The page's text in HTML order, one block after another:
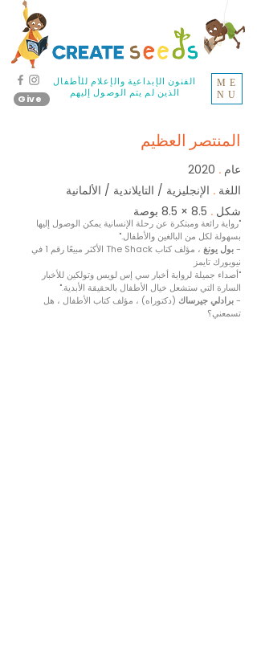
ME
NU
الفنون الإبداعية والإعلام للأطفال
الذين لم يتم الوصول إليهم
Give
المنتصر العظيم
عام .
اللغة . الإنجليزية / التايلاندية / الألمانية
شكل .
"رواية رائعة ومبتكرة عن رحلة الإنسانية يمكن الوصول إليها
بسهولة لكل من البالغين والأطفال."
-بول يونغ
، مؤلف كتاب The Shack الأكثر مبيعًا رقم 1 في
نيويورك تايمز
"أصداء جميلة لرواية أخبار سي إس لويس وتولكين للأخبار
السارة التي ستشعل خيال الأطفال بالحقيقة الأبدية."
-برادلي جيرساك (دكتوراه) ، مؤلف كتاب الأطفال ، هل
تسمعني؟